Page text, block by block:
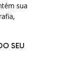
sua
SEU